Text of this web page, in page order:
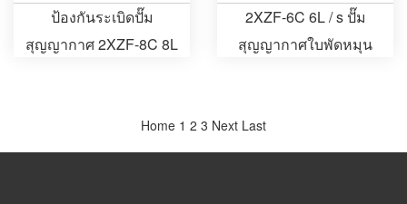
ป้องกันระเบิดปั๊ม
สุญญากาศ 2XZF-8C 8L
2XZF-6C 6L / s ปั๊ม
สุญญากาศใบพัดหมุน
Home 1 2 3 Next Last